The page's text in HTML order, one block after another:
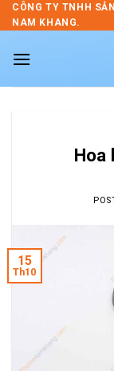
Skip
to
CÔNG TY TNHH
NAM KHANG.
Hoa
15
Th10